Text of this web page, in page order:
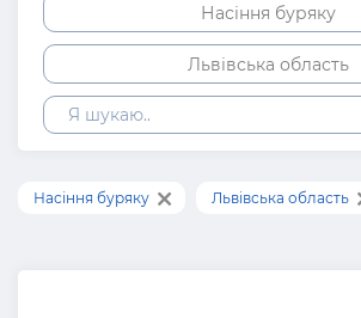
Насіння буряку
Львівська область
Насіння буряку Львівська область